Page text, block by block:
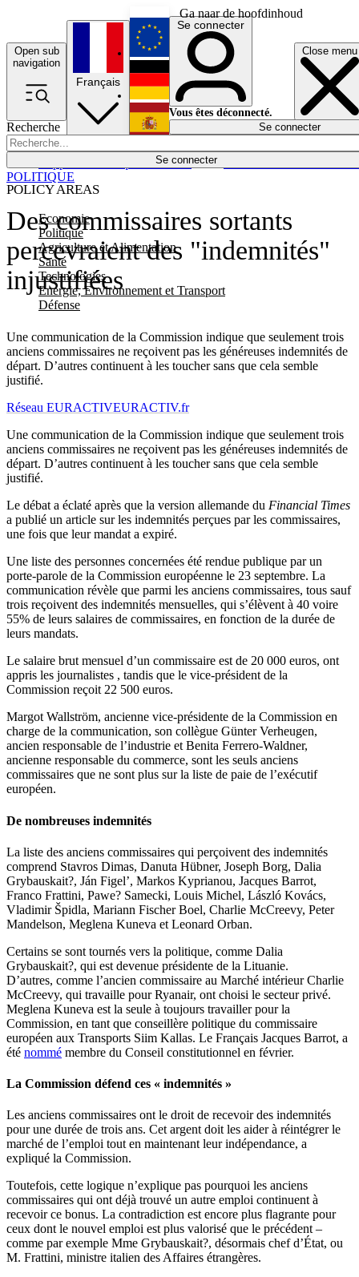
Ga naar de hoofdinhoud
Open sub
navigation
Close menu
Recherche
Se connecter
POLICY AREAS
Economie
Politique
Agriculture et Alimentation
Santé
Technologies
Energie, Environnement et Transport
Défense
Économie
Français
English
Deutsch
Español
Se connecter
Vous êtes déconnecté.
Se connecter
Des commissaires sortants
percevraient des "indemnités"
injustifiées
Une communication de la Commission indique que seulement trois
anciens commissaires ne reçoivent pas les généreuses indemnités de
départ. D’autres continuent à les toucher sans que cela semble
justifié.
POLITIQUE
Réseau EURACTIVEURACTIV.fr
Une communication de la Commission indique que seulement trois
anciens commissaires ne reçoivent pas les généreuses indemnités de
départ. D’autres continuent à les toucher sans que cela semble
justifié.
Le débat a éclaté après que la version allemande du Financial Times
a publié un article sur les indemnités perçues par les commissaires,
une fois que leur mandat a expiré.
Une liste des personnes concernées été rendue publique par un
porte-parole de la Commission européenne le 23 septembre. La
communication révèle que parmi les anciens commissaires, tous sauf
trois reçoivent des indemnités mensuelles, qui s’élèvent à 40 voire
55% de leurs salaires de commissaires, en fonction de la durée de
leurs mandats.
Le salaire brut mensuel d’un commissaire est de 20 000 euros, ont
appris les journalistes , tandis que le vice-président de la
Commission reçoit 22 500 euros.
Margot Wallström, ancienne vice-présidente de la Commission en
charge de la communication, son collègue Günter Verheugen,
ancien responsable de l’industrie et Benita Ferrero-Waldner,
ancienne responsable du commerce, sont les seuls anciens
commissaires que ne sont plus sur la liste de paie de l’exécutif
européen.
De nombreuses indemnités
La liste des anciens commissaires qui perçoivent des indemnités
comprend Stavros Dimas, Danuta Hübner, Joseph Borg, Dalia
Grybauskait?, Ján Figel’, Markos Kyprianou, Jacques Barrot,
Franco Frattini, Pawe? Samecki, Louis Michel, László Kovács,
Vladimir Špidla, Mariann Fischer Boel, Charlie McCreevy, Peter
Mandelson, Meglena Kuneva et Leonard Orban.
Certains se sont tournés vers la politique, comme Dalia
Grybauskait?, qui est devenue présidente de la Lituanie.
D’autres, comme l’ancien commissaire au Marché intérieur Charlie
McCreevy, qui travaille pour Ryanair, ont choisi le secteur privé.
Meglena Kuneva est la seule à toujours travailler pour la
Commission, en tant que conseillère politique du commissaire
européen aux Transports Siim Kallas. Le Français Jacques Barrot, a
été nommé membre du Conseil constitutionnel en février.
La Commission défend ces « indemnités »
Les anciens commissaires ont le droit de recevoir des indemnités
pour une durée de trois ans. Cet argent doit les aider à réintégrer le
marché de l’emploi tout en maintenant leur indépendance, a
expliqué la Commission.
Toutefois, cette logique n’explique pas pourquoi les anciens
commissaires qui ont déjà trouvé un autre emploi continuent à
recevoir ce bonus. La contradiction est encore plus flagrante pour
ceux dont le nouvel emploi est plus valorisé que le précédent –
comme par exemple Mme Grybauskait?, désormais chef d’État, ou
M. Frattini, ministre italien des Affaires étrangères.